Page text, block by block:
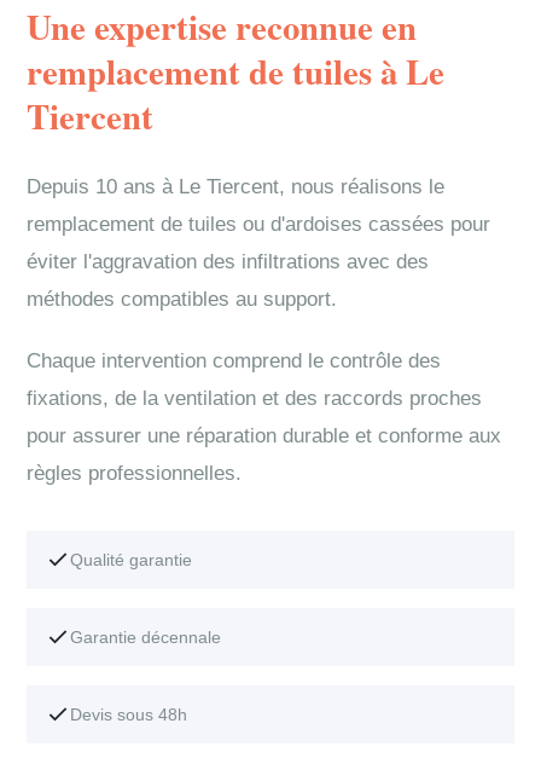
Une expertise reconnue en
remplacement de tuiles à Le
Tiercent
Depuis 10 ans à Le Tiercent, nous réalisons le
remplacement de tuiles ou d'ardoises cassées pour
éviter l'aggravation des infiltrations avec des
méthodes compatibles au support.
Chaque intervention comprend le contrôle des
fixations, de la ventilation et des raccords proches
pour assurer une réparation durable et conforme aux
règles professionnelles.
Qualité garantie
Garantie décennale
Devis sous 48h